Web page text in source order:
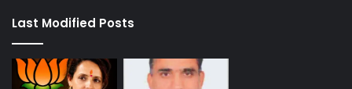
Last Modified Posts